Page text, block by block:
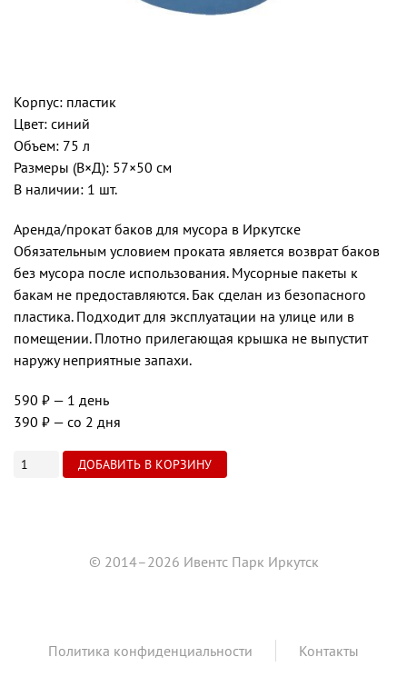
Корпус: пластик
Цвет: синий
Объем: 75 л
Размеры (В×Д): 57×50 см
В наличии: 1 шт.
Аренда/прокат баков для мусора в Иркутске
Обязательным условием проката является возврат баков
без мусора после использования. Мусорные пакеты к
бакам не предоставляются. Бак сделан из безопасного
пластика. Подходит для эксплуатации на улице или в
помещении. Плотно прилегающая крышка не выпустит
наружу неприятные запахи.
590 ₽ — 1 день
390 ₽ — со 2 дня
© 2014–2026 Ивентс Парк Иркутск
Политика конфиденциальности Контакты